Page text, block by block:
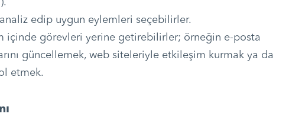
edip uygun eylemleri seçebilirler.
içinde görevleri yerine getirebilirler; örneğin e-posta
güncellemek, web siteleriyle etkileşim kurmak ya da
etmek.